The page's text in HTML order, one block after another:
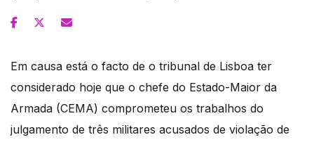
Em causa está o facto de o tribunal de Lisboa ter
considerado hoje que o chefe do Estado-Maior da
Armada (CEMA) comprometeu os trabalhos do
julgamento de três militares acusados de violação de